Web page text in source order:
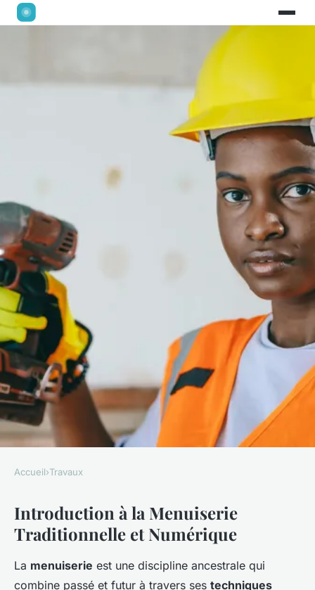
Analyse Comparative : La
Menuiserie Traditionnelle
Face à la Menuiserie
Accueil›Travaux
Introduction à la Menuiserie
Traditionnelle et Numérique
La menuiserie est une discipline ancestrale qui
combine passé et futur à travers ses techniques